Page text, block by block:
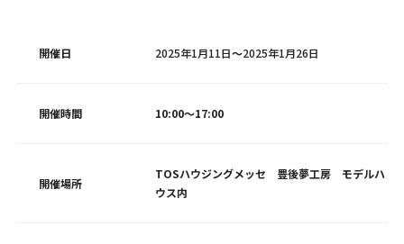
開催日 2025年1月11日～2025年1月26日
開催時間 10:00～17:00
開催場所
TOSハウジングメッセ 豊後夢工房 モデルハ
ウス内